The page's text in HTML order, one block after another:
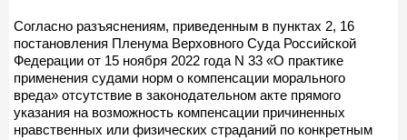
Согласно разъяснениям, приведенным в пунктах 2, 16
постановления Пленума Верховного Суда Российской
Федерации от 15 ноября 2022 года N 33 «О практике
применения судами норм о компенсации морального
вреда» отсутствие в законодательном акте прямого
указания на возможность компенсации причиненных
нравственных или физических страданий по конкретным